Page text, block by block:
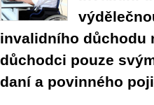
invalidního důchodu
důchodci pouze
daní a povinného